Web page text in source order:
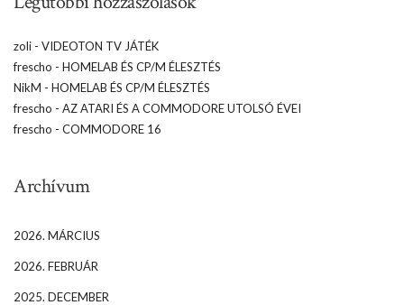
zoli - VIDEOTON TV JÁTÉK
frescho - HOMELAB ÉS CP/M ÉLESZTÉS
NikM - HOMELAB ÉS CP/M ÉLESZTÉS
frescho - AZ ATARI ÉS A COMMODORE UTOLSÓ ÉVEI
frescho - COMMODORE 16
Archívum
2026. MÁRCIUS
2026. FEBRUÁR
2025. DECEMBER